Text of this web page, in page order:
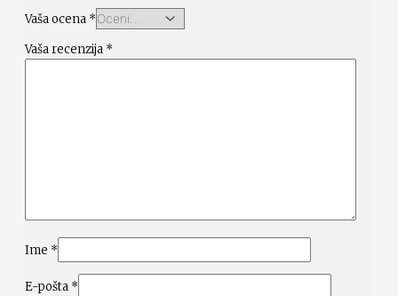
Vaša ocena *
Vaša recenzija *
Ime *
E-pošta *